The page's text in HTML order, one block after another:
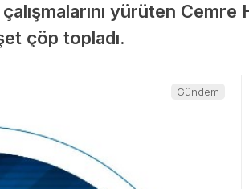
yürüten
çöp topladı.
Gündem